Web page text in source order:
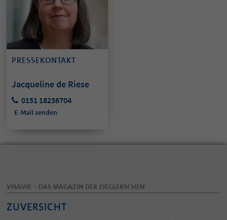
PRESSEKONTAKT
Jacqueline de Riese
0151 18236704
E-Mail senden
VISAVIE – DAS MAGAZIN DER ZIEGLERSCHEN
ZUVERSICHT